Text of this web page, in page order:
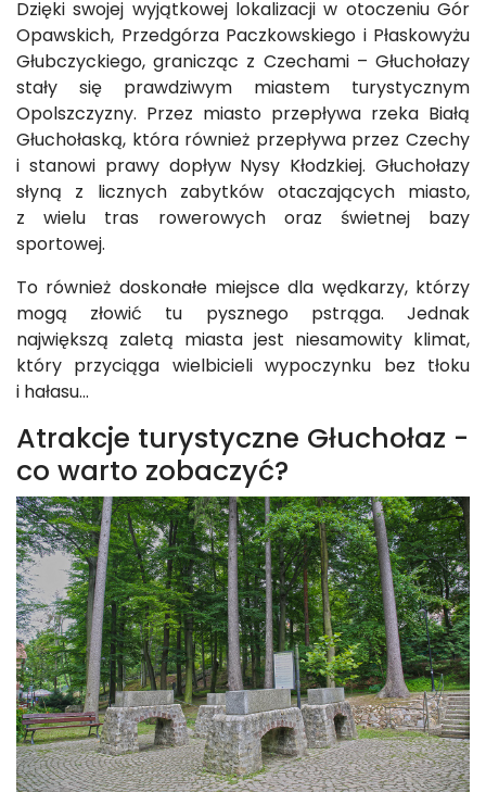
Dzięki swojej wyjątkowej lokalizacji w otoczeniu Gór
Opawskich, Przedgórza Paczkowskiego i Płaskowyżu
Głubczyckiego, granicząc z Czechami – Głuchołazy
stały się prawdziwym miastem turystycznym
Opolszczyzny. Przez miasto przepływa rzeka Białą
Głuchołaską, która również przepływa przez Czechy
i stanowi prawy dopływ Nysy Kłodzkiej. Głuchołazy
słyną z licznych zabytków otaczających miasto,
z wielu tras rowerowych oraz świetnej bazy
sportowej.
To również doskonałe miejsce dla wędkarzy, którzy
mogą złowić tu pysznego pstrąga. Jednak
największą zaletą miasta jest niesamowity klimat,
który przyciąga wielbicieli wypoczynku bez tłoku
i hałasu...
Atrakcje turystyczne Głuchołaz -
co warto zobaczyć?